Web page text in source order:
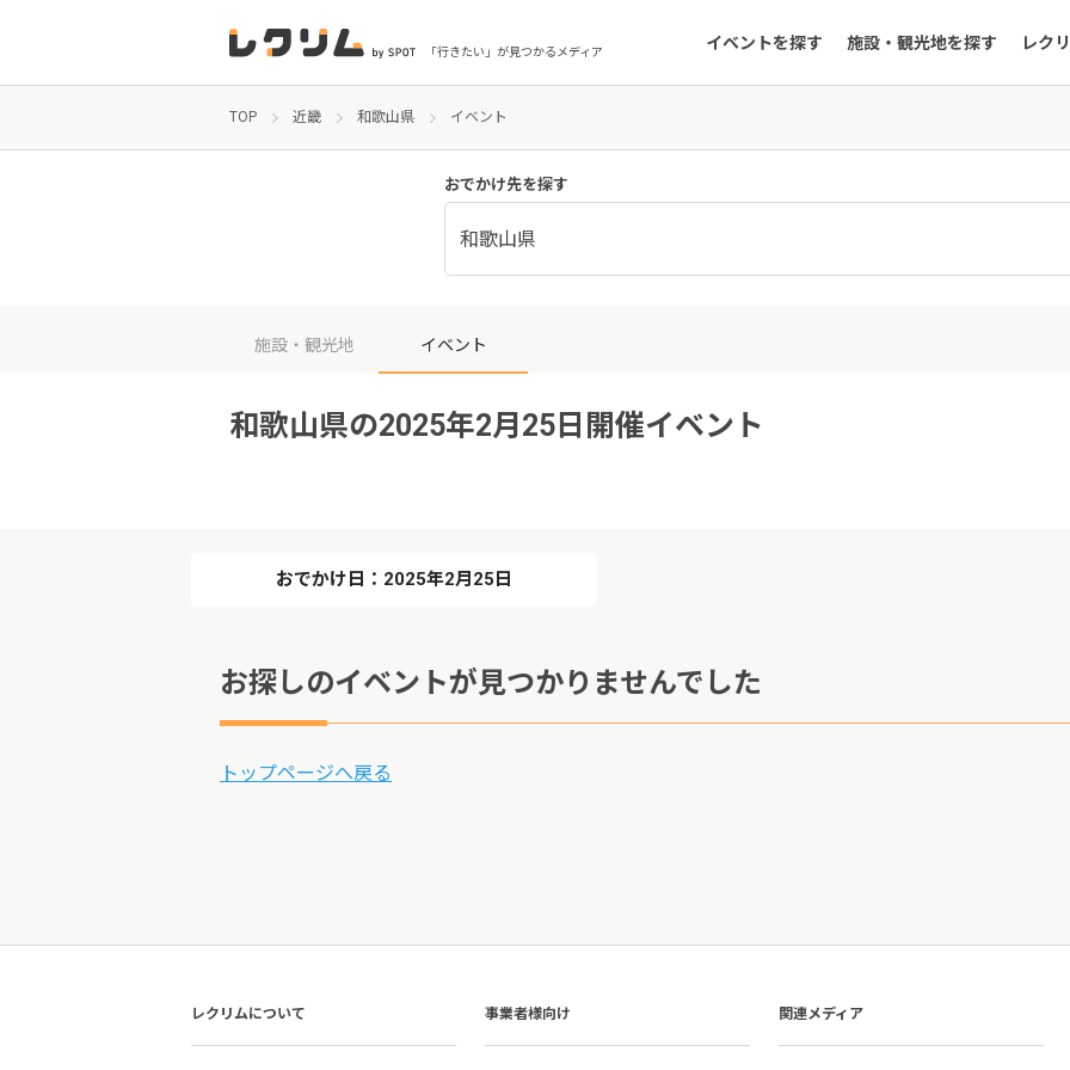
「行きたい」が見つかるメディア イベントを探す 施設・観光地を探す レク
TOP 近畿 和歌山県 イベント
おでかけ先を探す
和歌山県
施設・観光地 イベント
和歌山県の2025年2月25日開催イベント
おでかけ日：2025年2月25日
お探しのイベントが見つかりませんでした
トップページへ戻る
レクリムについて 事業者様向け 関連メディア